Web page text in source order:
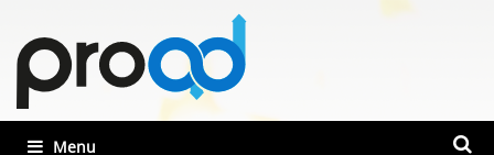
Busca
Toggle navigation